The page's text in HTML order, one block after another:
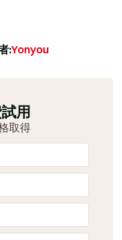
:Yonyou
用
取得